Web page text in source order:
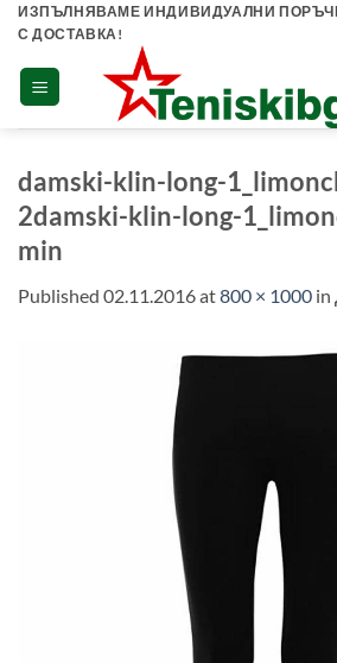
Skip
content
ИЗПЪЛНЯВАМЕ ИНДИВИДУАЛНИ
С ДОСТАВКА!
damski-klin-long-
2damski-klin-long-
min
Published 02.11.2016at800 × 1000 in